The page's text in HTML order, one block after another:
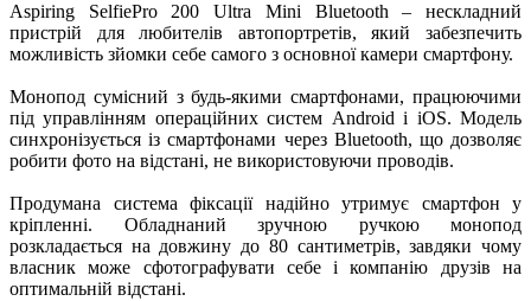
Aspiring SelfiePro 200 Ultra Mini Bluetooth – нескладний
пристрій для любителів автопортретів, який забезпечить
можливість зйомки себе самого з основної камери смартфону.
Монопод сумісний з будь-якими смартфонами, працюючими
під управлінням операційних систем Android і iOS. Модель
синхронізується із смартфонами через Bluetooth, що дозволяє
робити фото на відстані, не використовуючи проводів.
Продумана система фіксації надійно утримує смартфон у
кріпленні. Обладнаний зручною ручкою монопод
розкладається на довжину до 80 сантиметрів, завдяки чому
власник може сфотографувати себе і компанію друзів на
оптимальній відстані.